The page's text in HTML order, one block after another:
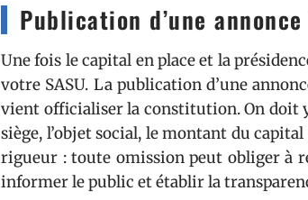
Publication d’une
Une fois le capital en place et la
votre SASU. La publication d’une
vient officialiser la constitution. On doit
siège, l’objet social, le montant du
rigueur : toute omission peut obliger à
informer le public et établir la